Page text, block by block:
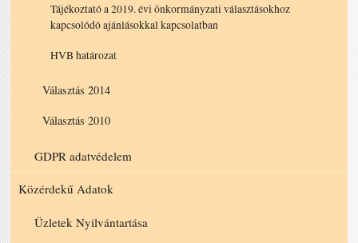
Tájékoztató a 2019. évi önkormányzati választásokhoz
kapcsolódó ajánlásokkal kapcsolatban
HVB határozat
Választás 2014
Választás 2010
GDPR adatvédelem
Közérdekű Adatok
Üzletek Nyilvántartása